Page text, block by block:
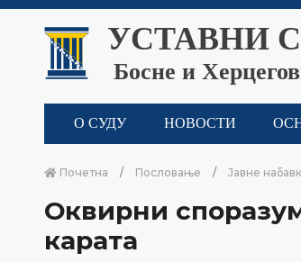
УСТАВНИ
Босне и
О СУДУ НОВОСТИ
Почетна Пословање Јавне
Оквирни
карата